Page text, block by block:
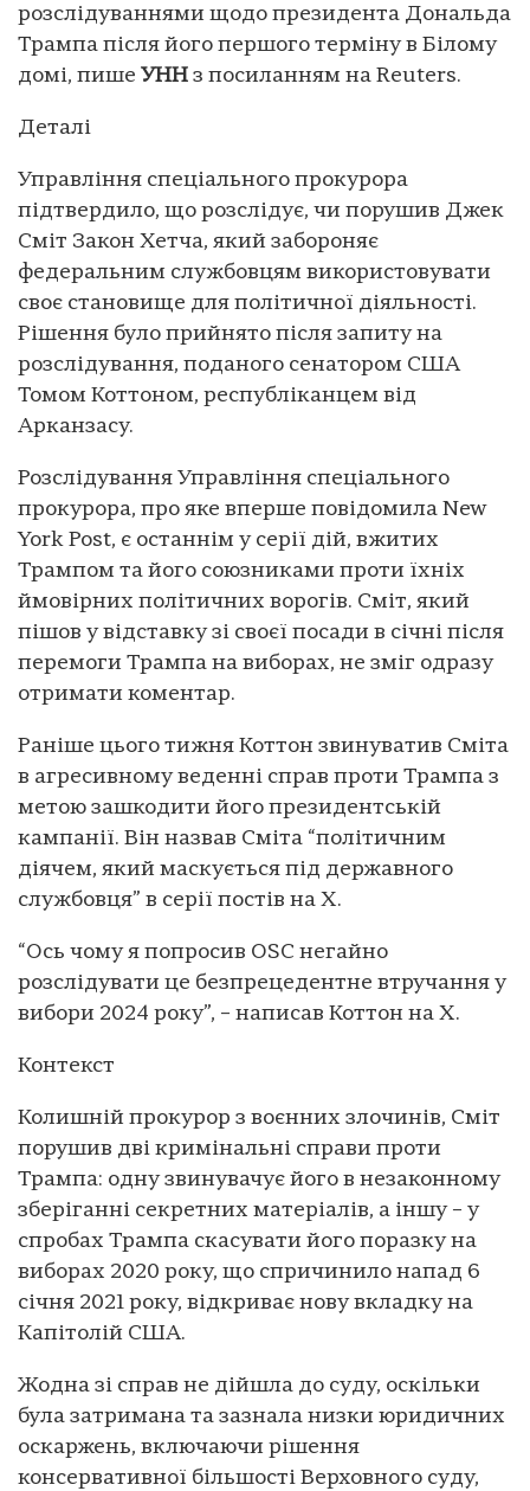
розслідуваннями щодо президента Дональда
Трампа після його першого терміну в Білому
домі, пише УНН з посиланням на Reuters.
Деталі
Управління спеціального прокурора
підтвердило, що розслідує, чи порушив Джек
Сміт Закон Хетча, який забороняє
федеральним службовцям використовувати
своє становище для політичної діяльності.
Рішення було прийнято після запиту на
розслідування, поданого сенатором США
Томом Коттоном, республіканцем від
Арканзасу.
Розслідування Управління спеціального
прокурора, про яке вперше повідомила New
York Post, є останнім у серії дій, вжитих
Трампом та його союзниками проти їхніх
ймовірних політичних ворогів. Сміт, який
пішов у відставку зі своєї посади в січні після
перемоги Трампа на виборах, не зміг одразу
отримати коментар.
Раніше цього тижня Коттон звинуватив Сміта
в агресивному веденні справ проти Трампа з
метою зашкодити його президентській
кампанії. Він назвав Сміта “політичним
діячем, який маскується під державного
службовця” в серії постів на X.
“Ось чому я попросив OSC негайно
розслідувати це безпрецедентне втручання у
вибори 2024 року”, – написав Коттон на X.
Контекст
Колишній прокурор з воєнних злочинів, Сміт
порушив дві кримінальні справи проти
Трампа: одну звинувачує його в незаконному
зберіганні секретних матеріалів, а іншу – у
спробах Трампа скасувати його поразку на
виборах 2020 року, що спричинило напад 6
січня 2021 року, відкриває нову вкладку на
Капітолій США.
Жодна зі справ не дійшла до суду, оскільки
була затримана та зазнала низки юридичних
оскаржень, включаючи рішення
консервативної більшості Верховного суду,